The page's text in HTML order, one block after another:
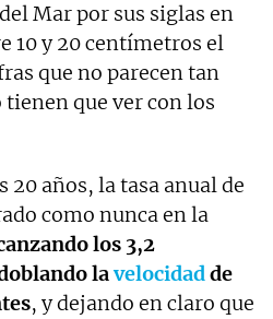
Mar por sus siglas en
10 y 20 centímetros el
que no parecen tan
que ver con los
20 años, la tasa anual de
como nunca en la
los 3,2
lavelocidadde
, y dejando en claro que